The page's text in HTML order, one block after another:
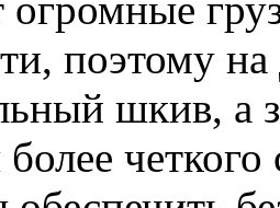
поэтому
шкив, а